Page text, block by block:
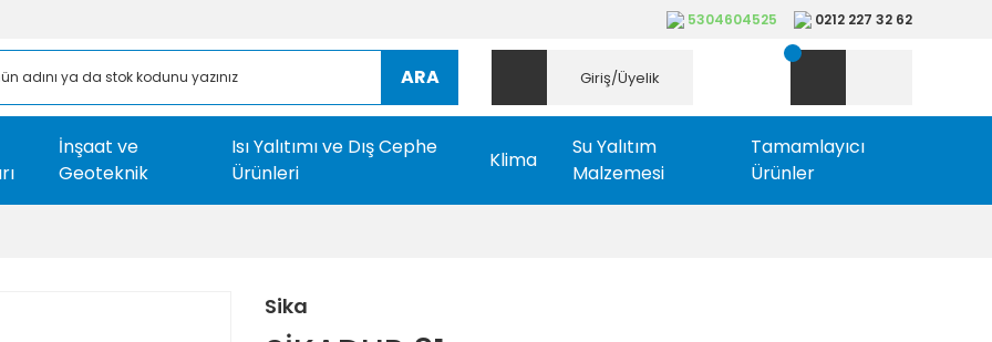
5304604525 0212 227 32 62
ARA Giriş/Üyelik
İnşaat ve
Geoteknik
Isı Yalıtımı ve Dış Cephe
Ürünleri
Klima
Su Yalıtım
Malzemesi
Tamamlayıcı
Ürünler
Sika